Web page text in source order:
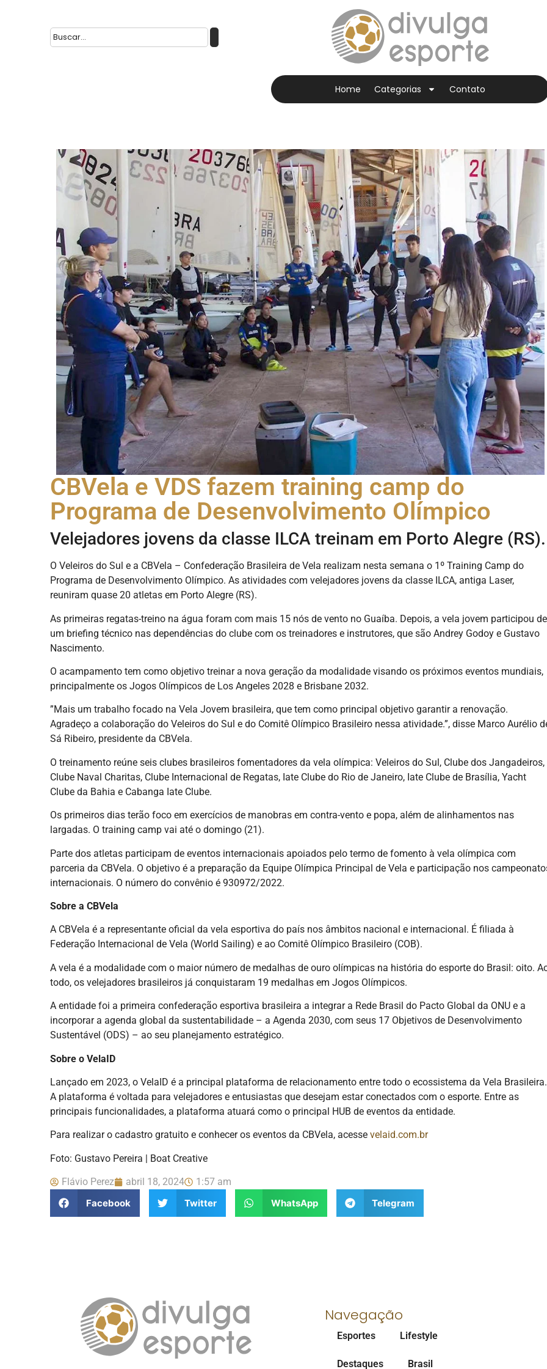
Home Categorias Contato
CBVela e VDS fazem training camp do
Programa de Desenvolvimento Olímpico
Velejadores jovens da classe ILCA treinam em Porto Alegre (RS).
O Veleiros do Sul e a CBVela – Confederação Brasileira de Vela realizam nesta semana o 1º Training Camp do
Programa de Desenvolvimento Olímpico. As atividades com velejadores jovens da classe ILCA, antiga Laser,
reuniram quase 20 atletas em Porto Alegre (RS).
As primeiras regatas-treino na água foram com mais 15 nós de vento no Guaíba. Depois, a vela jovem participou de
um briefing técnico nas dependências do clube com os treinadores e instrutores, que são Andrey Godoy e Gustavo
Nascimento.
O acampamento tem como objetivo treinar a nova geração da modalidade visando os próximos eventos mundiais,
principalmente os Jogos Olímpicos de Los Angeles 2028 e Brisbane 2032.
”Mais um trabalho focado na Vela Jovem brasileira, que tem como principal objetivo garantir a renovação.
Agradeço a colaboração do Veleiros do Sul e do Comitê Olímpico Brasileiro nessa atividade.”, disse Marco Aurélio
Sá Ribeiro, presidente da CBVela.
O treinamento reúne seis clubes brasileiros fomentadores da vela olímpica: Veleiros do Sul, Clube dos Jangadeiros,
Clube Naval Charitas, Clube Internacional de Regatas, Iate Clube do Rio de Janeiro, Iate Clube de Brasília, Yacht
Clube da Bahia e Cabanga Iate Clube.
Os primeiros dias terão foco em exercícios de manobras em contra-vento e popa, além de alinhamentos nas
largadas. O training camp vai até o domingo (21).
Parte dos atletas participam de eventos internacionais apoiados pelo termo de fomento à vela olímpica com
parceria da CBVela. O objetivo é a preparação da Equipe Olímpica Principal de Vela e participação nos
internacionais. O número do convênio é 930972/2022.
Sobre a CBVela
A CBVela é a representante oficial da vela esportiva do país nos âmbitos nacional e internacional. É filiada à
Federação Internacional de Vela (World Sailing) e ao Comitê Olímpico Brasileiro (COB).
A vela é a modalidade com o maior número de medalhas de ouro olímpicas na história do esporte do Brasil: oito.
todo, os velejadores brasileiros já conquistaram 19 medalhas em Jogos Olímpicos.
A entidade foi a primeira confederação esportiva brasileira a integrar a Rede Brasil do Pacto Global da ONU e a
incorporar a agenda global da sustentabilidade – a Agenda 2030, com seus 17 Objetivos de Desenvolvimento
Sustentável (ODS) – ao seu planejamento estratégico.
Sobre o VelaID
Lançado em 2023, o VelaID é a principal plataforma de relacionamento entre todo o ecossistema da Vela Brasileira.
A plataforma é voltada para velejadores e entusiastas que desejam estar conectados com o esporte. Entre as
principais funcionalidades, a plataforma atuará como o principal HUB de eventos da entidade.
Para realizar o cadastro gratuito e conhecer os eventos da CBVela, acesse velaid.com.br
Foto: Gustavo Pereira | Boat Creative
Flávio Perez abril 18, 2024
1:57 am
Facebook
Twitter WhatsApp Telegram
Navegação
Esportes Lifestyle
Destaques Brasil